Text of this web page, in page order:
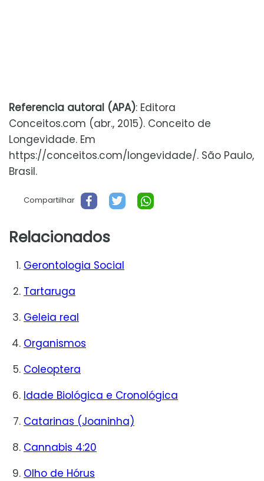
Referencia autoral (APA): Editora
Conceitos.com (abr., 2015). Conceito de
Longevidade. Em
https://conceitos.com/longevidade/. São Paulo,
Brasil.
Compartilhar
Relacionados
Gerontologia Social
Tartaruga
Geleia real
Organismos
Coleoptera
Idade Biológica e Cronológica
Catarinas (Joaninha)
Cannabis 4:20
Olho de Hórus